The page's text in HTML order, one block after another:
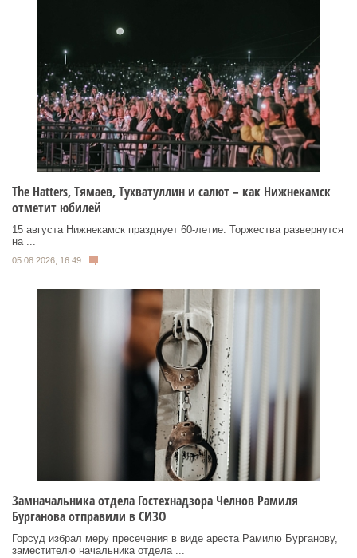
Тhe Нatters, Тямаев, Тухватуллин и салют – как Нижнекамск
отметит юбилей
15 августа Нижнекамск празднует 60‑летие. Торжества развернутся
на ...
05.08.2026, 16:49
Замначальника отдела Гостехнадзора Челнов Рамиля
Бурганова отправили в СИЗО
Горсуд избрал меру пресечения в виде ареста Рамилю Бурганову,
заместителю начальника отдела ...